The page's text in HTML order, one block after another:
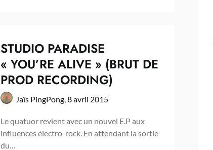
STUDIO PARADISE
« YOU’RE ALIVE » (BRUT DE
PROD RECORDING)
Jaïs PingPong,8 avril 2015
Le quatuor revient avec un nouvel E.P aux
influences électro-rock. En attendant la sortie
du…